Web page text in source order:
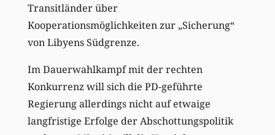
Transitländer über
Kooperationsmöglichkeiten zur „Sicherung“
von Libyens Südgrenze.
Im Dauerwahlkampf mit der rechten
Konkurrenz will sich die PD-geführte
Regierung allerdings nicht auf etwaige
langfristige Erfolge der Abschottungspolitik